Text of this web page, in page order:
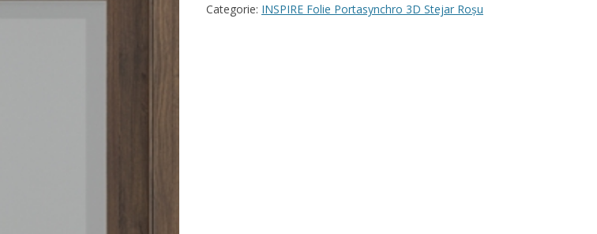
Categorie: INSPIRE Folie Portasynchro 3D Stejar Roșu